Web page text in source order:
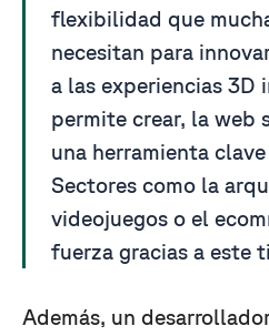
flexibilidad que
necesitan para
a las experiencias 3D
permite crear, la web
una herramienta
Sectores como la
videojuegos o el
fuerza gracias a este
Además, un